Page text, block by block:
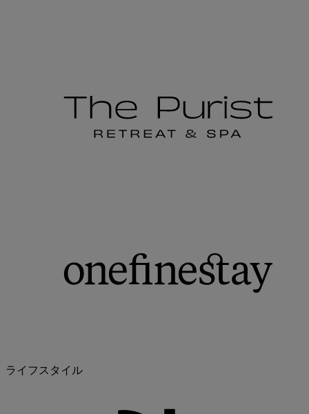
ライフスタイル